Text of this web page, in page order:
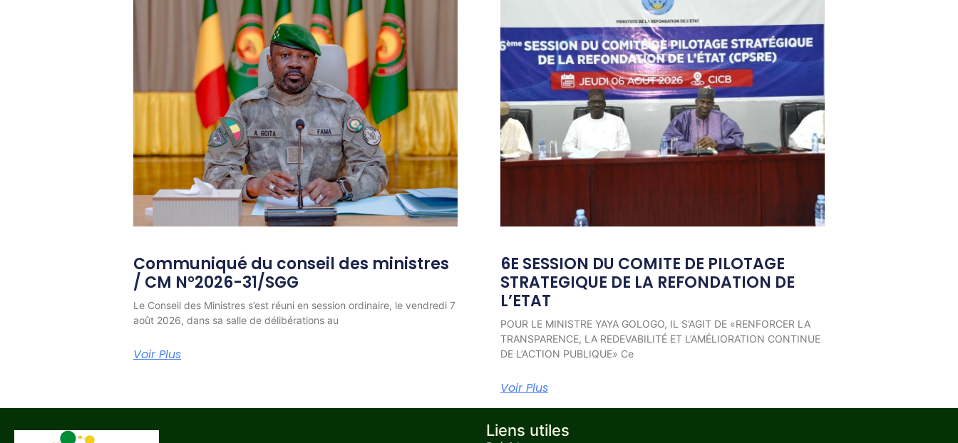
Communiqué du conseil des ministres
/ CM N°2026-31/SGG
Le Conseil des Ministres s’est réuni en session ordinaire, le vendredi 7
août 2026, dans sa salle de délibérations au
Voir Plus
6E SESSION DU COMITE DE PILOTAGE
STRATEGIQUE DE LA REFONDATION DE
L’ETAT
POUR LE MINISTRE YAYA GOLOGO, IL S’AGIT DE «RENFORCER LA
TRANSPARENCE, LA REDEVABILITÉ ET L’AMÉLIORATION CONTINUE
DE L’ACTION PUBLIQUE» Ce
Voir Plus
Liens utiles